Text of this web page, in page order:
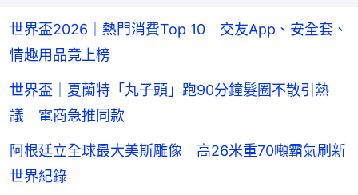
世界盃2026｜熱門消費Top 10 交友App、安全套、
情趣用品竟上榜
世界盃｜夏蘭特「丸子頭」跑90分鐘髮圈不散引熱
議 電商急推同款
阿根廷立全球最大美斯雕像 高26米重70噸霸氣刷新
世界紀錄